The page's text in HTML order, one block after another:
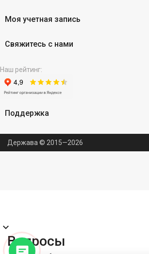
Моя учетная запись
Свяжитесь с нами
Наш рейтинг:
Поддержка
Держава © 2015—2026
expand_more
Вопросы